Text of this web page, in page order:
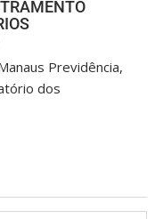
Previdência,
dos